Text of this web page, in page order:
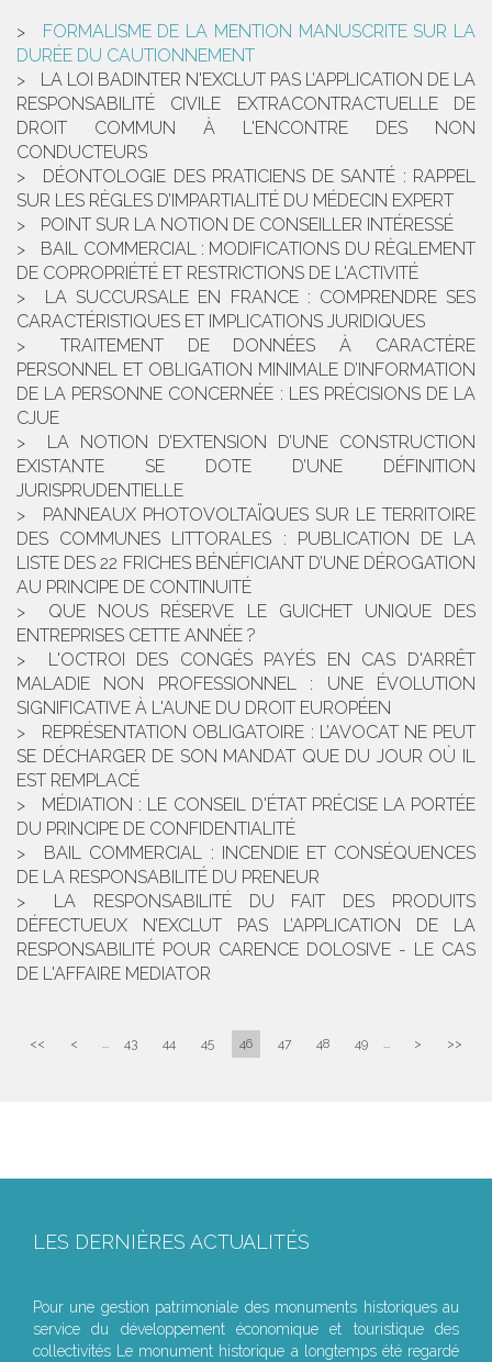
FORMALISME DE LA MENTION MANUSCRITE SUR LA
DURÉE DU CAUTIONNEMENT
LA LOI BADINTER N'EXCLUT PAS L’APPLICATION DE LA
RESPONSABILITÉ CIVILE EXTRACONTRACTUELLE DE
DROIT COMMUN À L'ENCONTRE DES NON
CONDUCTEURS
DÉONTOLOGIE DES PRATICIENS DE SANTÉ : RAPPEL
SUR LES RÈGLES D’IMPARTIALITÉ DU MÉDECIN EXPERT
POINT SUR LA NOTION DE CONSEILLER INTÉRESSÉ
BAIL COMMERCIAL : MODIFICATIONS DU RÈGLEMENT
DE COPROPRIÉTÉ ET RESTRICTIONS DE L'ACTIVITÉ
LA SUCCURSALE EN FRANCE : COMPRENDRE SES
CARACTÉRISTIQUES ET IMPLICATIONS JURIDIQUES
TRAITEMENT DE DONNÉES À CARACTÈRE
PERSONNEL ET OBLIGATION MINIMALE D’INFORMATION
DE LA PERSONNE CONCERNÉE : LES PRÉCISIONS DE LA
CJUE
LA NOTION D’EXTENSION D’UNE CONSTRUCTION
EXISTANTE SE DOTE D’UNE DÉFINITION
JURISPRUDENTIELLE
PANNEAUX PHOTOVOLTAÏQUES SUR LE TERRITOIRE
DES COMMUNES LITTORALES : PUBLICATION DE LA
LISTE DES 22 FRICHES BÉNÉFICIANT D’UNE DÉROGATION
AU PRINCIPE DE CONTINUITÉ
QUE NOUS RÉSERVE LE GUICHET UNIQUE DES
ENTREPRISES CETTE ANNÉE ?
L'OCTROI DES CONGÉS PAYÉS EN CAS D'ARRÊT
MALADIE NON PROFESSIONNEL : UNE ÉVOLUTION
SIGNIFICATIVE À L'AUNE DU DROIT EUROPÉEN
REPRÉSENTATION OBLIGATOIRE : L’AVOCAT NE PEUT
SE DÉCHARGER DE SON MANDAT QUE DU JOUR OÙ IL
EST REMPLACÉ
MÉDIATION : LE CONSEIL D'ÉTAT PRÉCISE LA PORTÉE
DU PRINCIPE DE CONFIDENTIALITÉ
BAIL COMMERCIAL : INCENDIE ET CONSÉQUENCES
DE LA RESPONSABILITÉ DU PRENEUR
LA RESPONSABILITÉ DU FAIT DES PRODUITS
DÉFECTUEUX N’EXCLUT PAS L’APPLICATION DE LA
RESPONSABILITÉ POUR CARENCE DOLOSIVE - LE CAS
DE L'AFFAIRE MEDIATOR
<< < ... 43 44 45 46 47 48 49 ... > >>
LES DERNIÈRES ACTUALITÉS
Pour une gestion patrimoniale des monuments historiques au
service du développement économique et touristique des
collectivités Le monument historique a longtemps été regardé